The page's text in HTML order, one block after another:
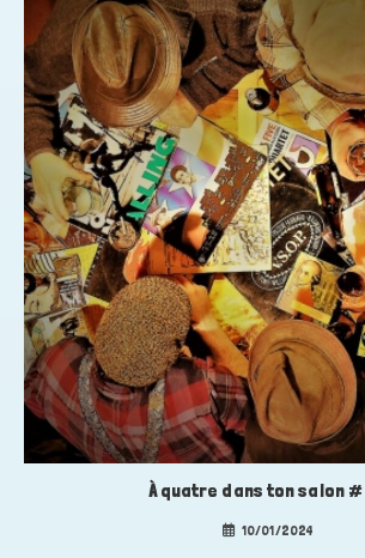
À quatre dans ton salon #
10/01/2024